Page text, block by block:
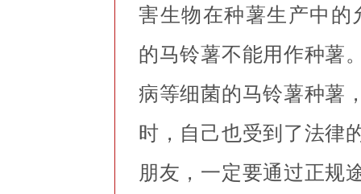
害生物在种薯生产中的
的马铃薯不能用作种薯
病等细菌的马铃薯种薯
时，自己也受到了法律
朋友，一定要通过正规